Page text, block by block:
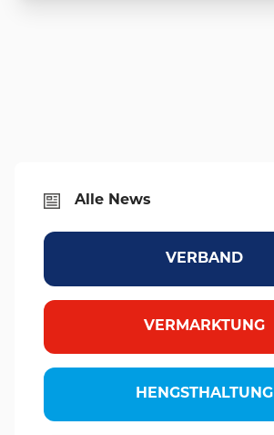
Alle News
VERBAND
VERMARKTUNG
HENGSTHALTUNG